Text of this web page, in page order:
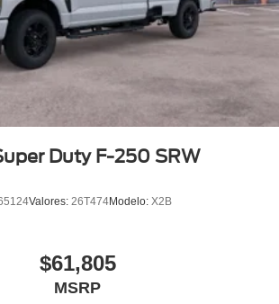
Duty F-250 SRW
Valores: 26T474Modelo: X2B
$61,805
MSRP